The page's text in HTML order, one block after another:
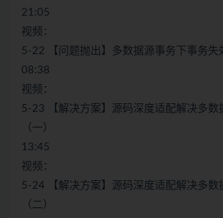
21:05
视频：
5-22 【问题抛出】多数据源事务下事务失
08:38
视频：
5-23 【解决方案】源码深度适配解决多数
（一）
13:45
视频：
5-24 【解决方案】源码深度适配解决多数
（二）